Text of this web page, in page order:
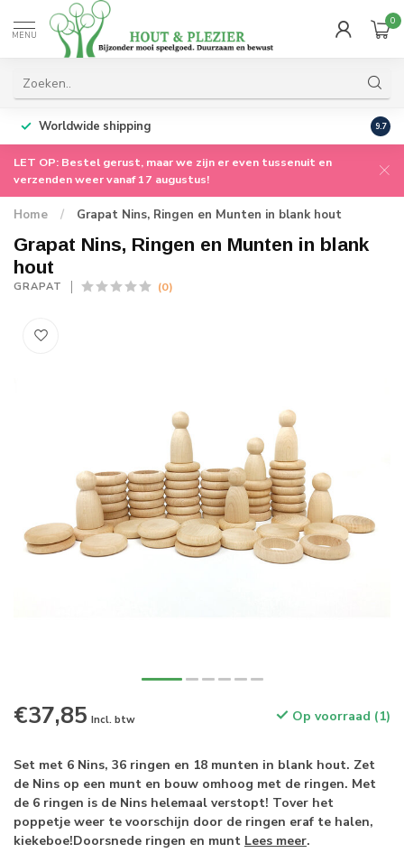
MENU
0
Worldwide shipping 9.7
LET OP: Bestel gerust, maar we zijn er even tussenuit en
verzenden weer vanaf 17 augustus!
Home / Grapat Nins, Ringen en Munten in blank hout
Grapat Nins, Ringen en Munten in blank
hout
GRAPAT (0)
€37,85 Incl. btw Op voorraad (1)
Set met 6 Nins, 36 ringen en 18 munten in blank hout. Zet
de Nins op een munt en bouw omhoog met de ringen. Met
de 6 ringen is de Nins helemaal verstopt! Tover het
poppetje weer te voorschijn door de ringen eraf te halen,
kiekeboe!Doorsnede ringen en munt Lees meer.